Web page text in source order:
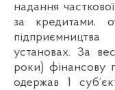
надання
за кредитами,
установах. За
роки) фінансову
одержав 1